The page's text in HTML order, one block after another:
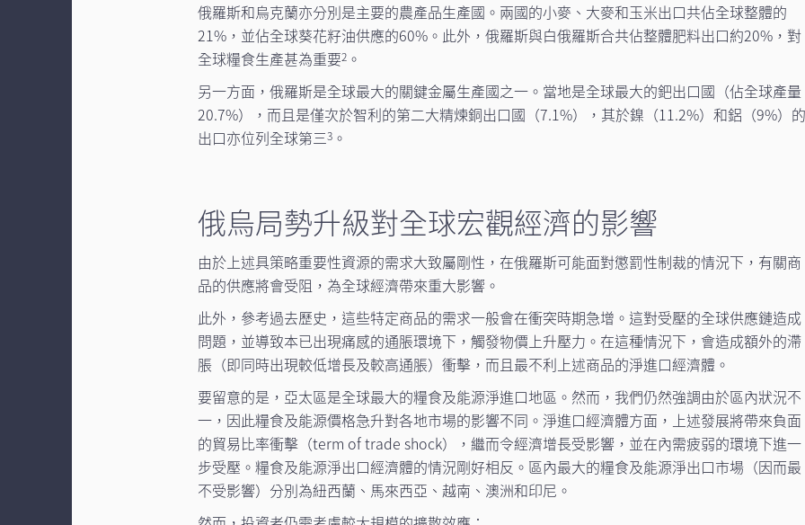
俄羅斯和烏克蘭亦分別是主要的農產品生產國。兩國的小麥、大麥和玉米出口共佔全球整體的
21%，並佔全球葵花籽油供應的60%。此外，俄羅斯與白俄羅斯合共佔整體肥料出口約20%，對
全球糧食生產甚為重要2 。
另一方面，俄羅斯是全球最大的關鍵金屬生產國之一。當地是全球最大的鈀出口國（佔全球產量
20.7%），而且是僅次於智利的第二大精煉銅出口國（7.1%），其於鎳（11.2%）和鋁（9%）的
出口亦位列全球第三3 。
俄烏局勢升級對全球宏觀經濟的影響
由於上述具策略重要性資源的需求大致屬剛性，在俄羅斯可能面對懲罰性制裁的情況下，有關商
品的供應將會受阻，為全球經濟帶來重大影響。
此外，參考過去歷史，這些特定商品的需求一般會在衝突時期急增。這對受壓的全球供應鏈造成
問題，並導致本已出現痛感的通脹環境下，觸發物價上升壓力。在這種情況下，會造成額外的滯
脹（即同時出現較低增長及較高通脹）衝擊，而且最不利上述商品的淨進口經濟體。
要留意的是，亞太區是全球最大的糧食及能源淨進口地區。然而，我們仍然強調由於區內狀況不
一，因此糧食及能源價格急升對各地市場的影響不同。淨進口經濟體方面，上述發展將帶來負面
的貿易比率衝擊（term of trade shock），繼而令經濟增長受影響，並在內需疲弱的環境下進一
步受壓。糧食及能源淨出口經濟體的情況剛好相反。區內最大的糧食及能源淨出口市場（因而最
不受影響）分別為紐西蘭、馬來西亞、越南、澳洲和印尼。